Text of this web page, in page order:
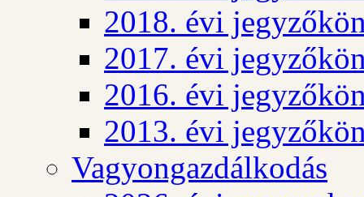
2018. évi
2017. évi
2016. évi
2013. évi
Vagyongazdálkodás